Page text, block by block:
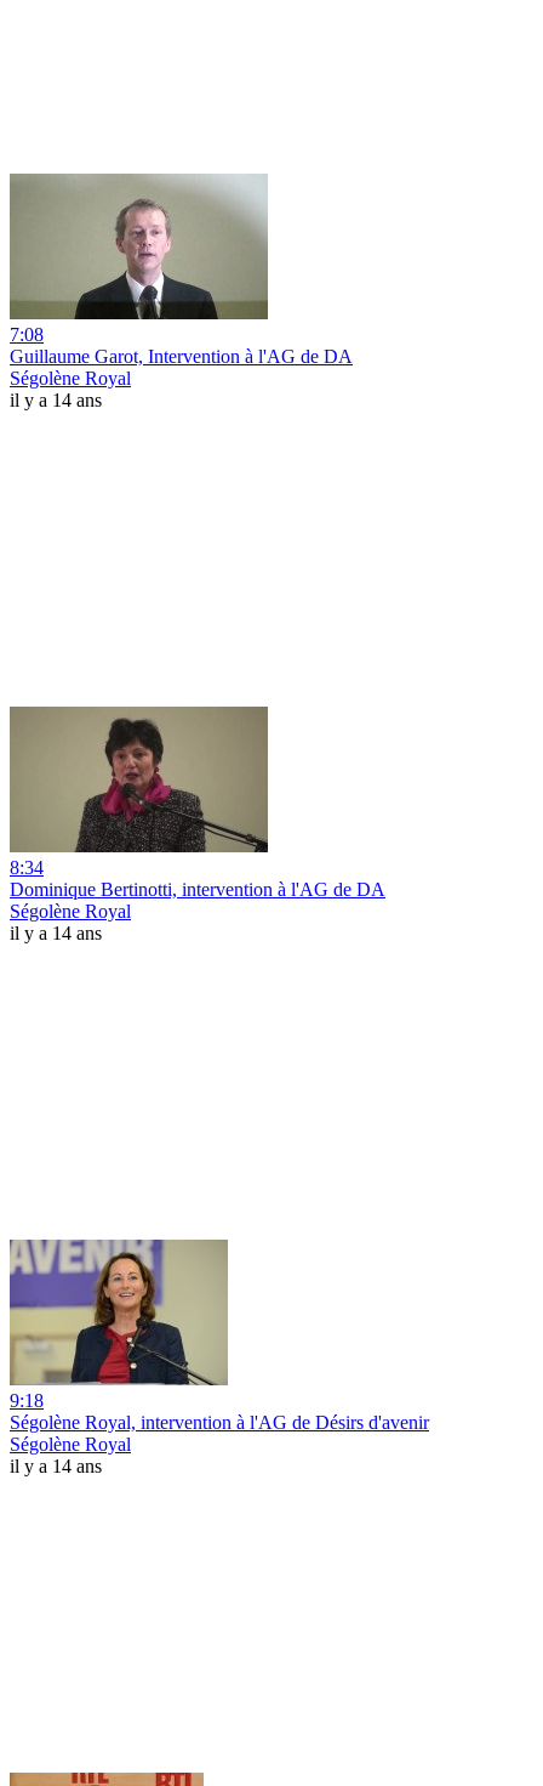
7:08
Guillaume Garot, Intervention à l'AG de DA
Ségolène Royal
il y a 14 ans
8:34
Dominique Bertinotti, intervention à l'AG de DA
Ségolène Royal
il y a 14 ans
9:18
Ségolène Royal, intervention à l'AG de Désirs d'avenir
Ségolène Royal
il y a 14 ans